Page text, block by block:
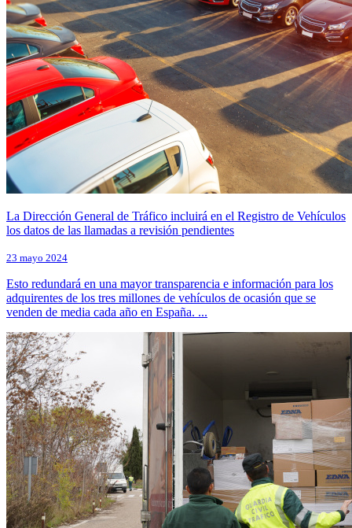
La Dirección General de Tráfico incluirá en el Registro de Vehículos
los datos de las llamadas a revisión pendientes
23 mayo 2024
Esto redundará en una mayor transparencia e información para los
adquirentes de los tres millones de vehículos de ocasión que se
venden de media cada año en España. ...